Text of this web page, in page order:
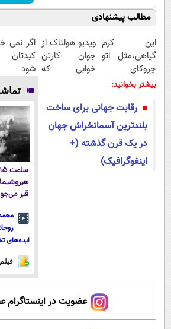
مطالب پیشنهادی
این کرم
گیاهی،مثل اتو
چروکای
پوستتوصاف
ویدیو هولناک از
جوان کارتن
خوابی که
اگر نمی
شود
طعم را
بیشتر بخوانید:
رقابت جهانی برای ساخت
بلندترین آسمانخراش جهان
در یک قرن گذشته (+
اینفوگرافیک)
قیر
ایده‌های
عضویت در اینستاگرام